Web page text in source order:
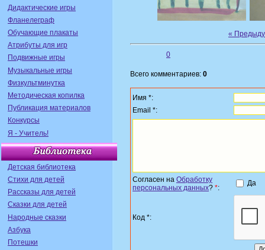
Дидактические игры
Фланелеграф
Обучающие плакаты
Атрибуты для игр
Подвижные игры
Музыкальные игры
Физкультминутка
Методическая копилка
Публикация материалов
Конкурсы
Я - Учитель!
Детская библиотека
Стихи для детей
Рассказы для детей
Сказки для детей
Народные сказки
Азбука
Потешки
«
0
Всего комментариев: 0
Имя *:
Email *:
Согласен на Обработку
персональных данных? *:
Да
Код *: